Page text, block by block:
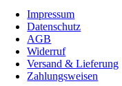
Impressum
Datenschutz
AGB
Widerruf
Versand & Lieferung
Zahlungsweisen